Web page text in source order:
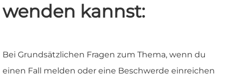
wenden kannst:
Bei Grundsätzlichen Fragen zum Thema, wenn du
einen Fall melden oder eine Beschwerde einreichen